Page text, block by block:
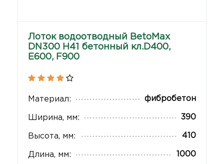
Лоток водоотводный BetoMax
DN300 H41 бетонный кл.D400,
E600, F900
Материал: фибробетон
Ширина, мм: 390
Высота, мм: 410
Длина, мм: 1000